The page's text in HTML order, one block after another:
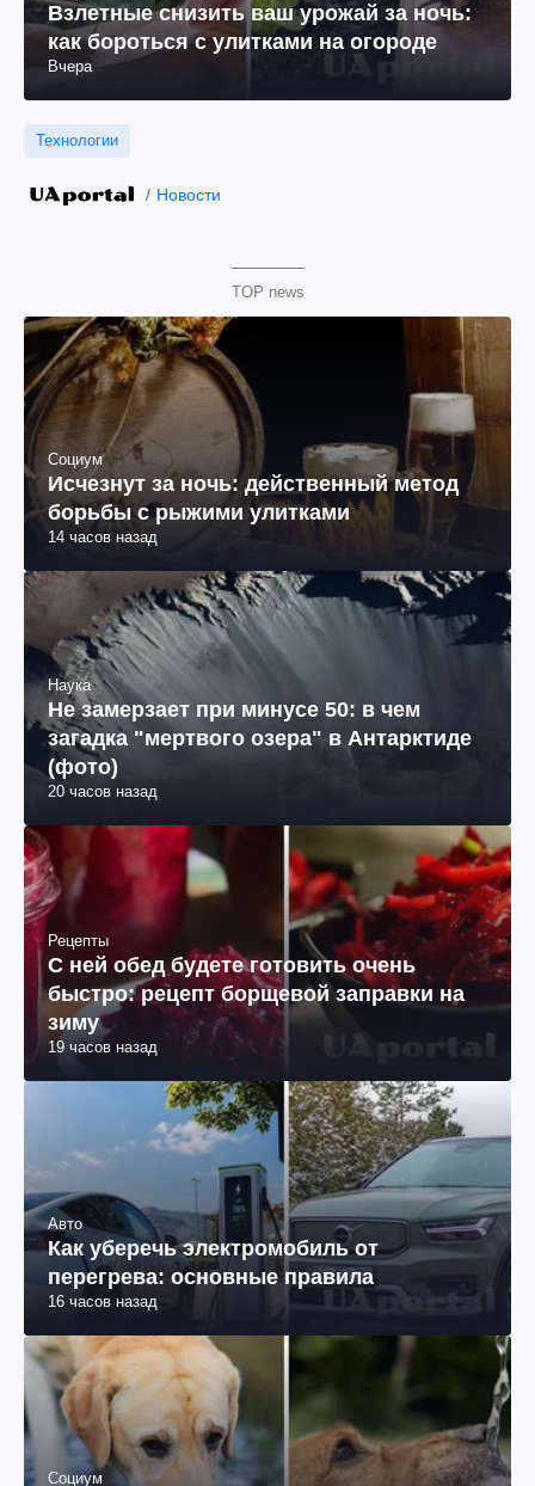
Взлетные снизить ваш урожай за ночь:
как бороться с улитками на огороде
Вчера
Технологии
Новости
TOP news
Социум
Исчезнут за ночь: действенный метод
борьбы с рыжими улитками
14 часов назад
Наука
Не замерзает при минусе 50: в чем
загадка "мертвого озера" в Антарктиде
(фото)
20 часов назад
Рецепты
С ней обед будете готовить очень
быстро: рецепт борщевой заправки на
зиму
19 часов назад
Авто
Как уберечь электромобиль от
перегрева: основные правила
16 часов назад
Социум